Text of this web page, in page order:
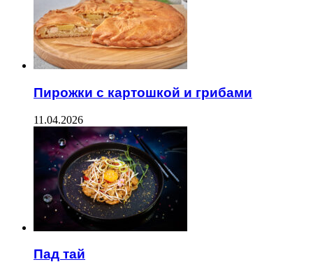
Пирожки с картошкой и грибами
11.04.2026
Пад тай